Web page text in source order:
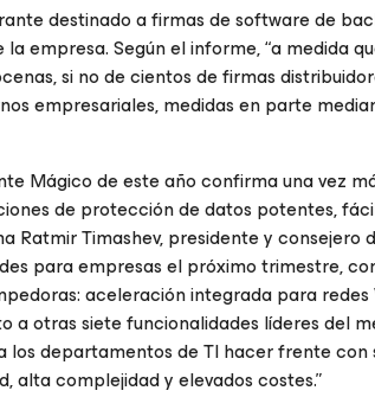
destinado a firmas de software de
empresa. Según el informe, “a medida
si no de cientos de firmas
empresariales, medidas en parte
Mágico de este año confirma una vez
de protección de datos potentes,
Timashev, presidente y consejero
para empresas el próximo trimestre,
aceleración integrada para
otras siete funcionalidades líderes del
los departamentos de TI hacer frente
alta complejidad y elevados costes.”